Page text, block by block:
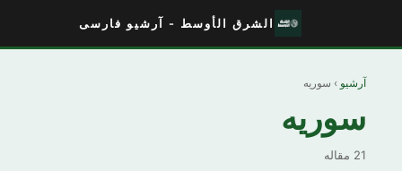
الشرق الأوسط - آرشیو فارسی
آرشیو › سوریه
سوریه
21 مقاله